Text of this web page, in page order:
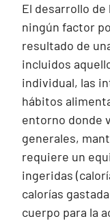
El desarrollo de
ningún factor
resultado de
incluidos
individual, las
hábitos
entorno donde
generales,
requiere un
ingeridas
calorías
cuerpo para la